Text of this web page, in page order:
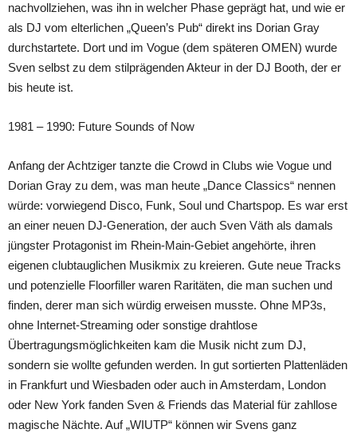
nachvollziehen, was ihn in welcher Phase geprägt hat, und wie er
als DJ vom elterlichen „Queen’s Pub“ direkt ins Dorian Gray
durchstartete. Dort und im Vogue (dem späteren OMEN) wurde
Sven selbst zu dem stilprägenden Akteur in der DJ Booth, der er
bis heute ist.
1981 – 1990: Future Sounds of Now
Anfang der Achtziger tanzte die Crowd in Clubs wie Vogue und
Dorian Gray zu dem, was man heute „Dance Classics“ nennen
würde: vorwiegend Disco, Funk, Soul und Chartspop. Es war erst
an einer neuen DJ-Generation, der auch Sven Väth als damals
jüngster Protagonist im Rhein-Main-Gebiet angehörte, ihren
eigenen clubtauglichen Musikmix zu kreieren. Gute neue Tracks
und potenzielle Floorfiller waren Raritäten, die man suchen und
finden, derer man sich würdig erweisen musste. Ohne MP3s,
ohne Internet-Streaming oder sonstige drahtlose
Übertragungsmöglichkeiten kam die Musik nicht zum DJ,
sondern sie wollte gefunden werden. In gut sortierten Plattenläden
in Frankfurt und Wiesbaden oder auch in Amsterdam, London
oder New York fanden Sven & Friends das Material für zahllose
magische Nächte. Auf „WIUTP“ können wir Svens ganz